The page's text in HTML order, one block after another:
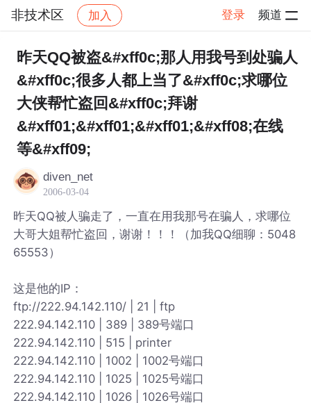
非技术区 加入 登录 频道
社区 非技术区 帖子详情
昨天QQ被盗&#xff0c;那人用我号到处骗人
&#xff0c;很多人都上当了&#xff0c;求哪位
大侠帮忙盗回&#xff0c;拜谢
&#xff01;&#xff01;&#xff01;&#xff08;在线
等&#xff09;
diven_net
2006-03-04
昨天QQ被人骗走了，一直在用我那号在骗人，求哪位
大哥大姐帮忙盗回，谢谢！！！（加我QQ细聊：5048
65553）
这是他的IP：
ftp://222.94.142.110/ | 21 | ftp
222.94.142.110 | 389 | 389号端口
222.94.142.110 | 515 | printer
222.94.142.110 | 1002 | 1002号端口
222.94.142.110 | 1025 | 1025号端口
222.94.142.110 | 1026 | 1026号端口